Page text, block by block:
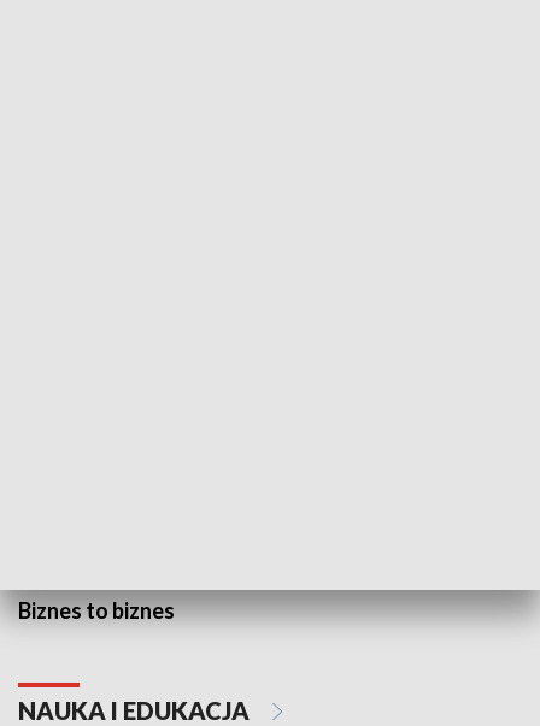
Biznes to biznes
NAUKA I EDUKACJA